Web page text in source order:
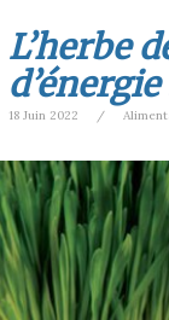
L’herbe
18 Juin 2022 /